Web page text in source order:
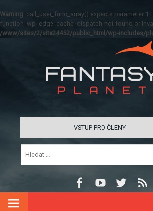
Warning: call_user_func_array() expects parameter 1
function 'wp_edge_cache_dispatch' not found or
/www/sites/2/site24452/public_html/wp-includes/
VSTUP PRO ČLENY